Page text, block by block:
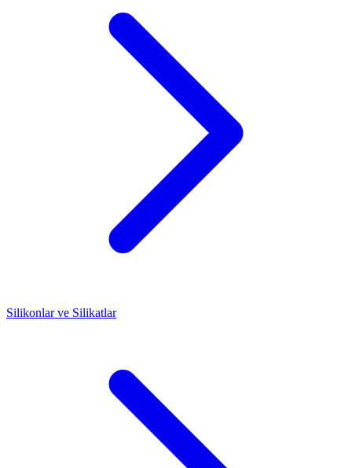
Silikonlar ve Silikatlar